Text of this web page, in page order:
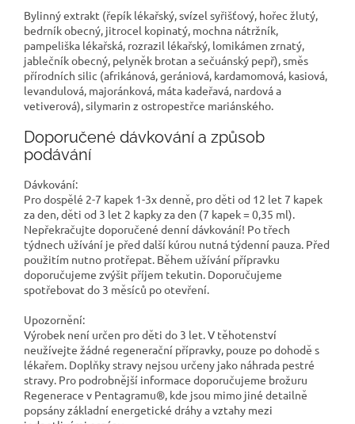
Bylinný extrakt (řepík lékařský, svízel syřišťový, hořec žlutý,
bedrník obecný, jitrocel kopinatý, mochna nátržník,
pampeliška lékařská, rozrazil lékařský, lomikámen zrnatý,
jablečník obecný, pelyněk brotan a sečuánský pepř), směs
přírodních silic (afrikánová, gerániová, kardamomová, kasiová,
levandulová, majoránková, máta kadeřavá, nardová a
vetiverová), silymarin z ostropestřce mariánského.
Doporučené dávkování a způsob
podávání
Dávkování:
Pro dospělé 2-7 kapek 1-3x denně, pro děti od 12 let 7 kapek
za den, děti od 3 let 2 kapky za den (7 kapek = 0,35 ml).
Nepřekračujte doporučené denní dávkování! Po třech
týdnech užívání je před další kúrou nutná týdenní pauza. Před
použitím nutno protřepat. Během užívání přípravku
doporučujeme zvýšit příjem tekutin. Doporučujeme
spotřebovat do 3 měsíců po otevření.
Upozornění:
Výrobek není určen pro děti do 3 let. V těhotenství
neužívejte žádné regenerační přípravky, pouze po dohodě s
lékařem. Doplňky stravy nejsou určeny jako náhrada pestré
stravy. Pro podrobnější informace doporučujeme brožuru
Regenerace v Pentagramu®, kde jsou mimo jiné detailně
popsány základní energetické dráhy a vztahy mezi